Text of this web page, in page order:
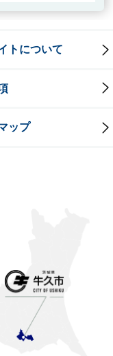
トについて
ップ